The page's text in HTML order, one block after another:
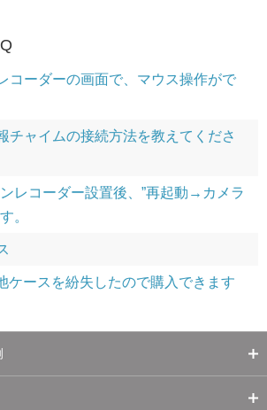
コーダーの画面で、マウス操作がで
チャイムの接続方法を教えてくださ
レコーダー設置後、”再起動→カメラ
。
ケースを紛失したので購入できます